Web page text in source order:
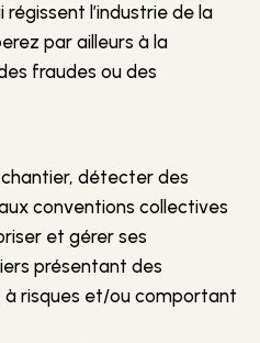
l’industrie de la
par ailleurs à la
fraudes ou des
détecter des
conventions collectives
et gérer ses
présentant des
risques et/ou comportant